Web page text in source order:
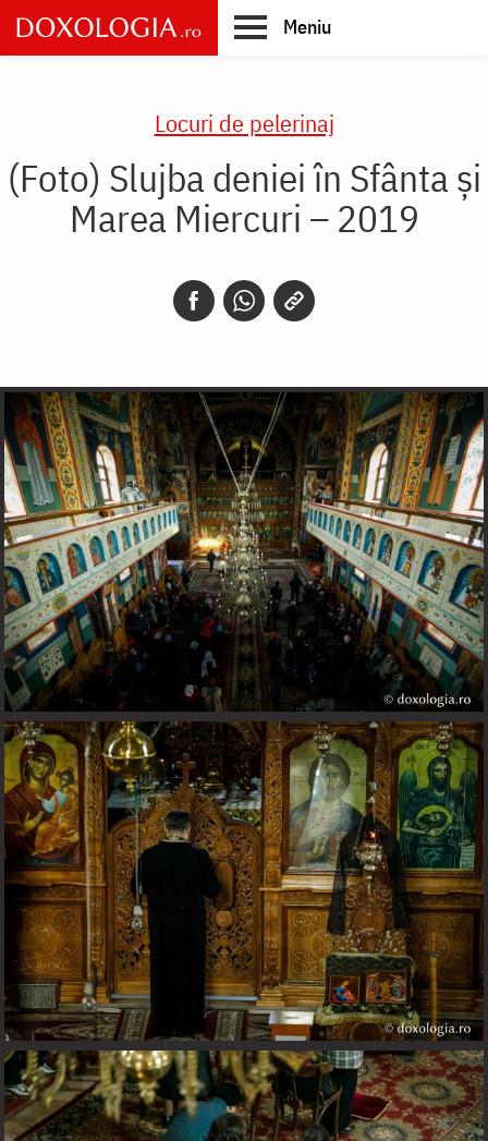
Skip
to
main
Meniu
Locuri de pelerinaj
(Foto) Slujba deniei în Sfânta și
Marea Miercuri – 2019